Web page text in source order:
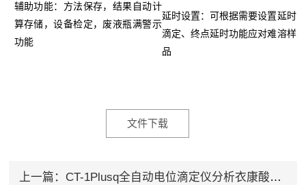
辅助功能：方法保存，结果自动计
算存储，设备检定，废液瓶满警示
功能
延时设置：可根据需要设置延时
滴定、终点延时功能应对难溶样
品
文件下载
上一篇： CT-1Plusq全自动电位滴定仪分析衣康酸含量